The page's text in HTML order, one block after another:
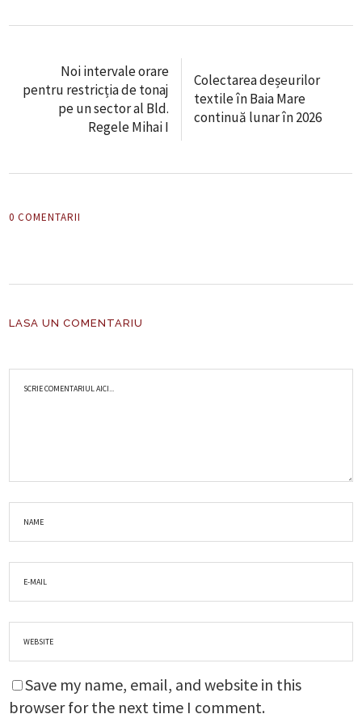
Noi intervale orare
pentru restricția de tonaj
pe un sector al Bld.
Regele Mihai I
Colectarea deșeurilor
textile în Baia Mare
continuă lunar în 2026
0 COMENTARII
LASA UN COMENTARIU
Save my name, email, and website in this
browser for the next time I comment.